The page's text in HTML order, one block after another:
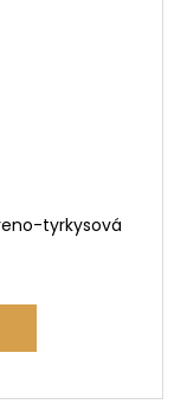
tyrkysová